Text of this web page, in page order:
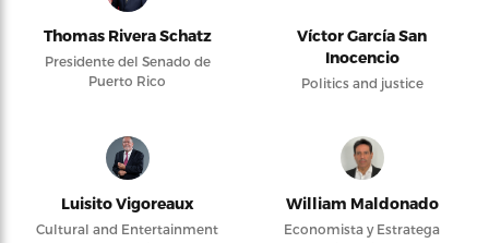
Thomas Rivera Schatz
Presidente del Senado de
Puerto Rico
Víctor García San
Inocencio
Politics and justice
Luisito Vigoreaux
Cultural and Entertainment
William Maldonado
Economista y Estratega